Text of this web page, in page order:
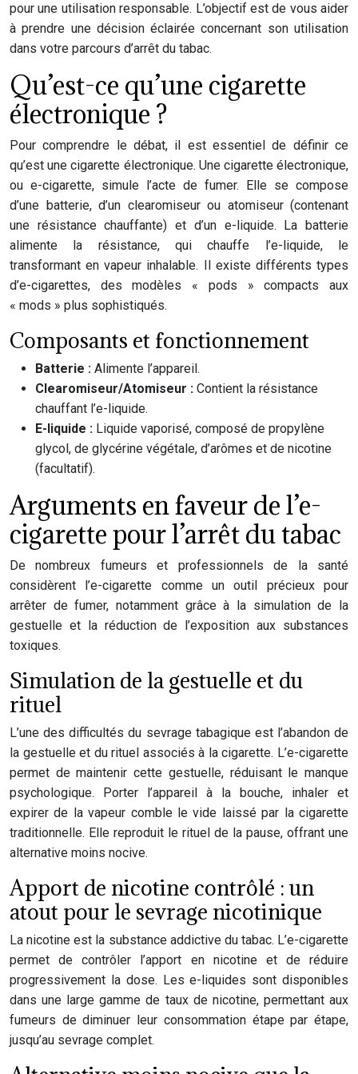
pour une utilisation responsable. L’objectif est de vous aider
à prendre une décision éclairée concernant son utilisation
dans votre parcours d’arrêt du tabac.
Qu’est-ce qu’une cigarette
électronique ?
Pour comprendre le débat, il est essentiel de définir ce
qu’est une cigarette électronique. Une cigarette électronique,
ou e-cigarette, simule l’acte de fumer. Elle se compose
d’une batterie, d’un clearomiseur ou atomiseur (contenant
une résistance chauffante) et d’un e-liquide. La batterie
alimente la résistance, qui chauffe l’e-liquide, le
transformant en vapeur inhalable. Il existe différents types
d’e-cigarettes, des modèles « pods » compacts aux
« mods » plus sophistiqués.
Composants et fonctionnement
Batterie : Alimente l’appareil.
Clearomiseur/Atomiseur : Contient la résistance
chauffant l’e-liquide.
E-liquide : Liquide vaporisé, composé de propylène
glycol, de glycérine végétale, d’arômes et de nicotine
(facultatif).
Arguments en faveur de l’e-
cigarette pour l’arrêt du tabac
De nombreux fumeurs et professionnels de la santé
considèrent l’e-cigarette comme un outil précieux pour
arrêter de fumer, notamment grâce à la simulation de la
gestuelle et la réduction de l’exposition aux substances
toxiques.
Simulation de la gestuelle et du
rituel
L’une des difficultés du sevrage tabagique est l’abandon de
la gestuelle et du rituel associés à la cigarette. L’e-cigarette
permet de maintenir cette gestuelle, réduisant le manque
psychologique. Porter l’appareil à la bouche, inhaler et
expirer de la vapeur comble le vide laissé par la cigarette
traditionnelle. Elle reproduit le rituel de la pause, offrant une
alternative moins nocive.
Apport de nicotine contrôlé : un
atout pour le sevrage nicotinique
La nicotine est la substance addictive du tabac. L’e-cigarette
permet de contrôler l’apport en nicotine et de réduire
progressivement la dose. Les e-liquides sont disponibles
dans une large gamme de taux de nicotine, permettant aux
fumeurs de diminuer leur consommation étape par étape,
jusqu’au sevrage complet.